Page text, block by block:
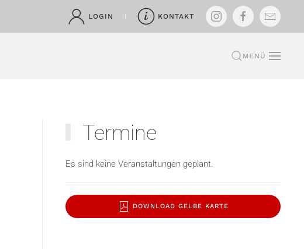
LOGIN KONTAKT
MENÜ
Termine
Es sind keine Veranstaltungen geplant.
DOWNLOAD GELBE KARTE